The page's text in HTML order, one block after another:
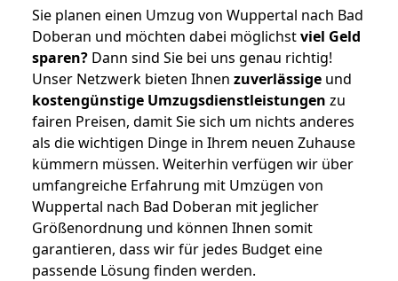
Sie planen einen Umzug von Wuppertal nach Bad
Doberan und möchten dabei möglichstviel Geld
sparen? Dann sind Sie bei uns genau richtig!
Unser Netzwerk bieten Ihnen zuverlässige und
kostengünstige Umzugsdienstleistungen zu
fairen Preisen, damit Sie sich um nichts anderes
als die wichtigen Dinge in Ihrem neuen Zuhause
kümmern müssen. Weiterhin verfügen wir über
umfangreiche Erfahrung mit Umzügen von
Wuppertal nach Bad Doberan mit jeglicher
Größenordnung und können Ihnen somit
garantieren, dass wir für jedes Budget eine
passende Lösung finden werden.